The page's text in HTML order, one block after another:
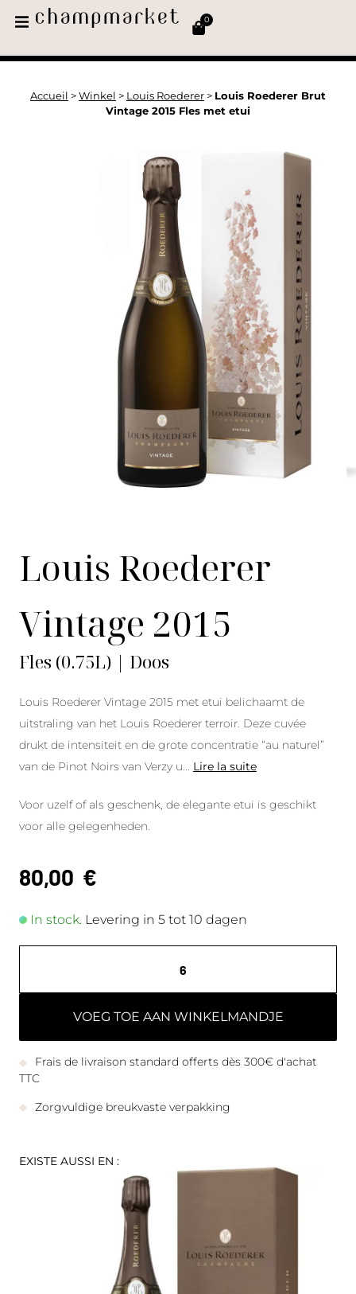
0
Accueil > Winkel > Louis Roederer > Louis Roederer Brut
Vintage 2015 Fles met etui
Louis Roederer
Vintage 2015
Fles (0.75L) | Doos
Louis Roederer Vintage 2015 met etui belichaamt de
uitstraling van het Louis Roederer terroir. Deze cuvée
drukt de intensiteit en de grote concentratie “au naturel”
van de Pinot Noirs van Verzy u
Lire la suite
Voor uzelf of als geschenk, de elegante etui is geschikt
voor alle gelegenheden.
80,00 €
In stock. Levering in 5 tot 10 dagen
VOEG TOE AAN WINKELMANDJE
Frais de livraison standard offerts dès 300€ d'achat
TTC
Zorgvuldige breukvaste verpakking
EXISTE AUSSI EN :